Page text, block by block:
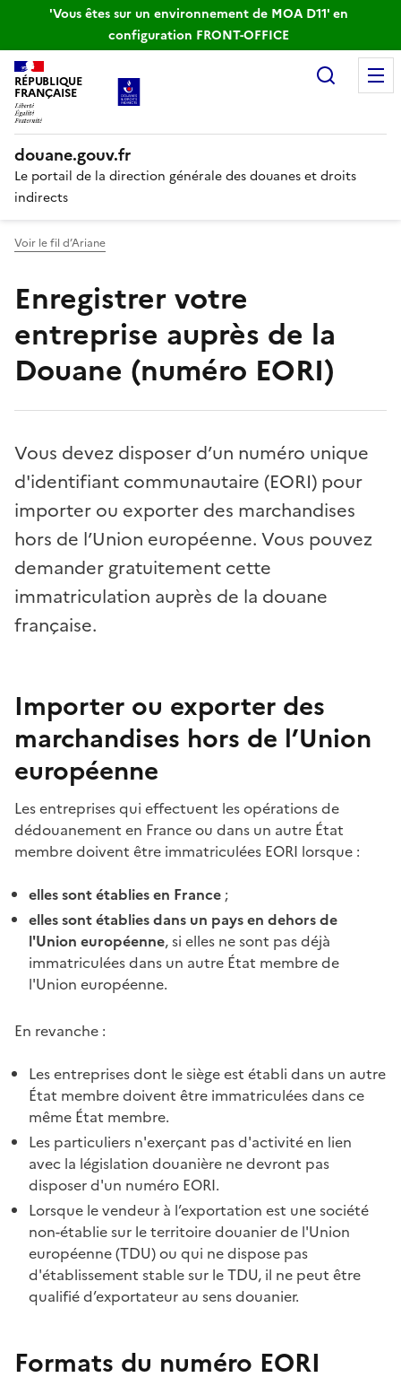
'Vous êtes sur un environnement de MOA D11' en
configuration FRONT-OFFICE
RÉPUBLIQUE
FRANÇAISE
douane.gouv.fr
Le portail de la direction générale des douanes et droits
indirects
Voir le fil d’Ariane
Enregistrer votre
entreprise auprès de la
Douane (numéro EORI)
Vous devez disposer d’un numéro unique
d'identifiant communautaire (EORI) pour
importer ou exporter des marchandises
hors de l’Union européenne. Vous pouvez
demander gratuitement cette
immatriculation auprès de la douane
française.
Importer ou exporter des
marchandises hors de l’Union
européenne
Les entreprises qui effectuent les opérations de
dédouanement en France ou dans un autre État
membre doivent être immatriculées EORI lorsque :
elles sont établies en France ;
elles sont établies dans un pays en dehors de
l'Union européenne, si elles ne sont pas déjà
immatriculéesdans un autre État membre de
l'Union européenne.
En revanche :
Les entreprises dont le siège est établi dans un autre
État membredoivent être immatriculées dans ce
même État membre.
Les particuliers n'exerçant pas d'activité en lien
avec la législation douanière ne devront pas
disposer d'un numéro EORI.
Lorsque le vendeur à l’exportation est une société
non-établie sur le territoire douanier de l'Union
européenne (TDU) ou qui ne dispose pas
d'établissement stable sur le TDU, il ne peut être
qualifié d’exportateur au sens douanier.
Formats du numéro EORI